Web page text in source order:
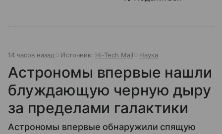
14 часов назад Источник: Hi-Tech Mail Наука
Астрономы впервые нашли
блуждающую черную дыру
за пределами галактики
Астрономы впервые обнаружили спящую